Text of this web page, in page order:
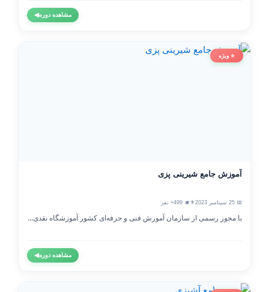
مشاهده دوره◀
⭐ ویژه
آموزش جامع شیرینی پزی
📅 25 سپتامبر 2023 👨‍🎓 499+ نفر
با مجوز رسمی از سازمان آموزش فنی و حرفه‌ای کشور آموزشگاه نقدی...
مشاهده دوره◀